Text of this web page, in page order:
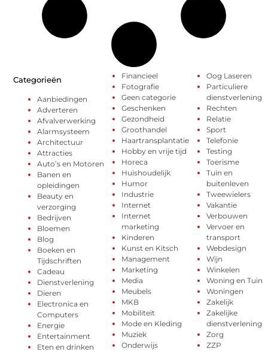
Categorieën
Aanbiedingen
Adverteren
Afvalverwerking
Alarmsysteem
Architectuur
Attracties
Auto’s en Motoren
Banen en
opleidingen
Beauty en
verzorging
Bedrijven
Bloemen
Blog
Boeken en
Tijdschriften
Cadeau
Dienstverlening
Dieren
Electronica en
Computers
Energie
Entertainment
Eten en drinken
Financieel
Fotografie
Geen categorie
Geschenken
Gezondheid
Groothandel
Haartransplantatie
Hobby en vrije tijd
Horeca
Huishoudelijk
Humor
Industrie
Internet
Internet
marketing
Kinderen
Kunst en Kitsch
Management
Marketing
Media
Meubels
MKB
Mobiliteit
Mode en Kleding
Muziek
Onderwijs
Oog Laseren
Particuliere
dienstverlening
Rechten
Relatie
Sport
Telefonie
Testing
Toerisme
Tuin en
buitenleven
Tweewielers
Vakantie
Verbouwen
Vervoer en
transport
Webdesign
Wijn
Winkelen
Woning en Tuin
Woningen
Zakelijk
Zakelijke
dienstverlening
Zorg
ZZP